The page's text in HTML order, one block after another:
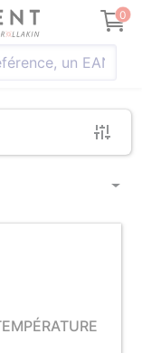
0